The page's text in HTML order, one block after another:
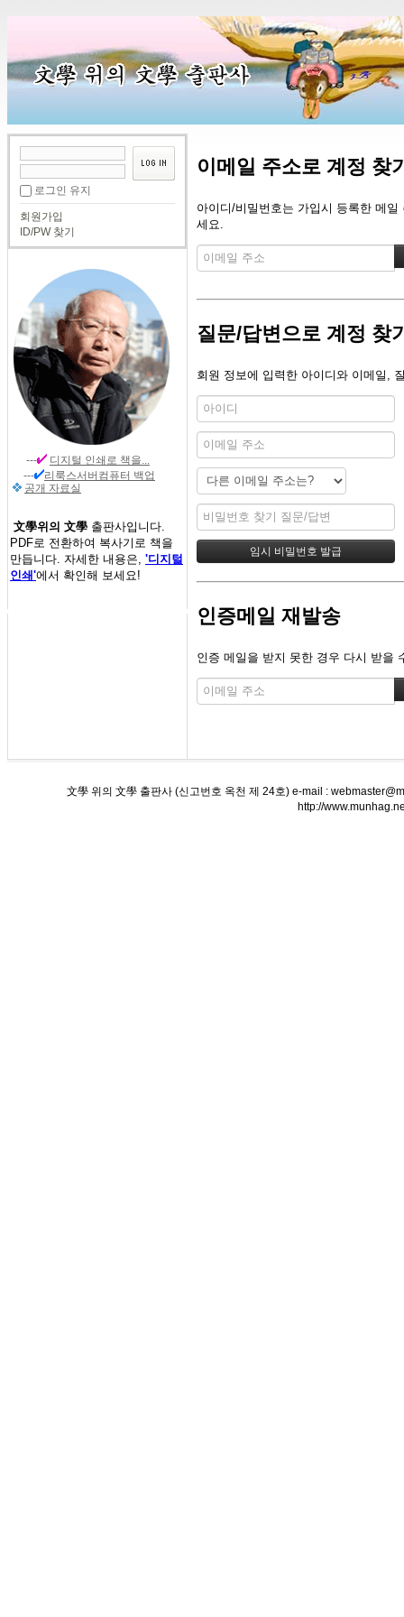
로그인 유지
회원가입
ID/PW 찾기
--- 디지털 인쇄 로 책을...
---
리룩스서버컴퓨터 백업
공개 자료실
文學위의 文學 출판사입니다.
PDF로 전환하여 복사기로 책을
만듭니다. 자세한 내용은, '디지털
인쇄'에서 확인해 보세요!
이메일 주소로 계정 찾
아이디/비밀번호는 가입시 등록한 메
세요.
질문/답변으로 계정 찾
회원 정보에 입력한 아이디와 이메일,
인증메일 재발송
인증 메일을 받지 못한 경우 다시 받을
文學 위의 文學 출판사 (신고번호 옥천 제 24호) e-mail :
http://